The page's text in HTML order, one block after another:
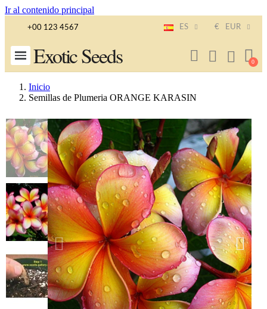
Ir al contenido principal
+00 123 4567 ES € EUR
Exotic Seeds
Inicio
Semillas de Plumeria ORANGE KARASIN